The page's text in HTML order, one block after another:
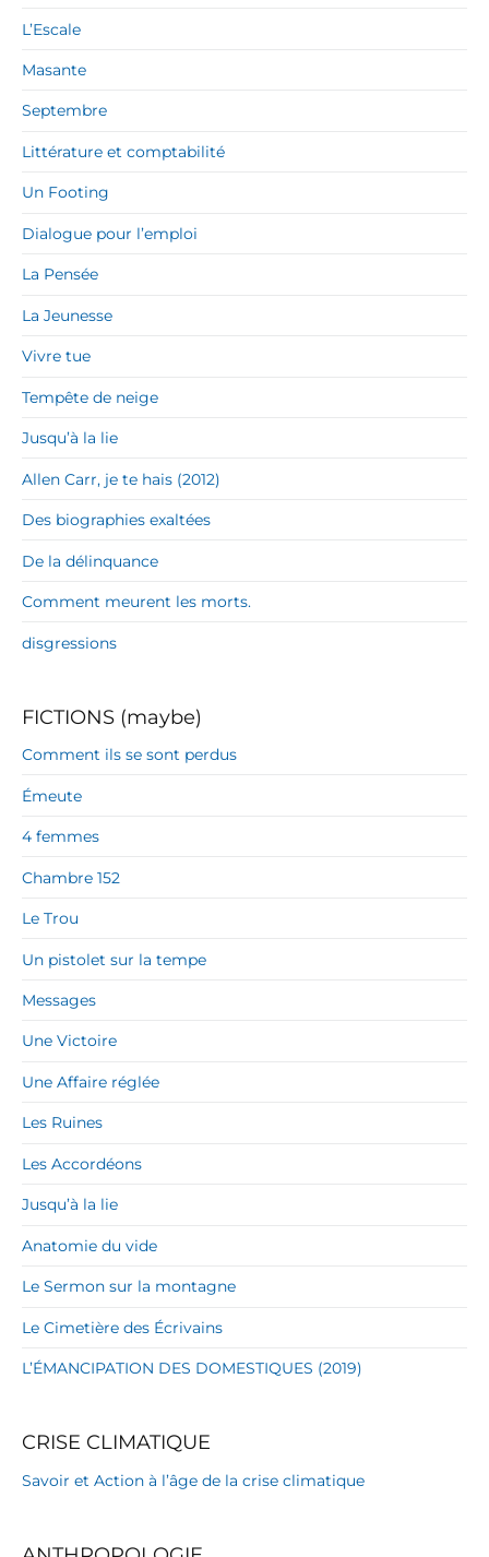
L’Escale
Masante
Septembre
Littérature et comptabilité
Un Footing
Dialogue pour l’emploi
La Pensée
La Jeunesse
Vivre tue
Tempête de neige
Jusqu’à la lie
Allen Carr, je te hais (2012)
Des biographies exaltées
De la délinquance
Comment meurent les morts.
disgressions
FICTIONS (maybe)
Comment ils se sont perdus
Émeute
4 femmes
Chambre 152
Le Trou
Un pistolet sur la tempe
Messages
Une Victoire
Une Affaire réglée
Les Ruines
Les Accordéons
Jusqu’à la lie
Anatomie du vide
Le Sermon sur la montagne
Le Cimetière des Écrivains
L’ÉMANCIPATION DES DOMESTIQUES (2019)
CRISE CLIMATIQUE
Savoir et Action à l’âge de la crise climatique